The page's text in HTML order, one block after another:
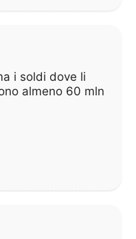
i soldi dove li
almeno 60 mln